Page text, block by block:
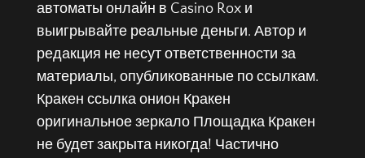
автоматы онлайн в Casino Rox и
выигрывайте реальные деньги. Автор и
редакция не несут ответственности за
материалы, опубликованные по ссылкам.
Кракен ссылка онион Кракен
оригинальное зеркало Площадка Кракен
не будет закрыта никогда! Частично